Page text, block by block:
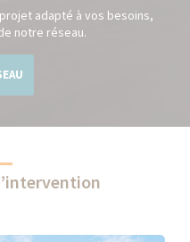
adapté à vos besoins,
notre réseau.